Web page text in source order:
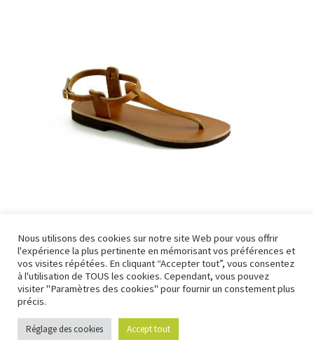
Nous fermons pour congés à partir du 7 aout au soir
jusqu'au 14 aout au soir.
Ignorer
99,00 €
Recherche
Recherche
Nous utilisons des cookies sur notre site Web pour vous offrir
l'expérience la plus pertinente en mémorisant vos préférences et
vos visites répétées. En cliquant “Accepter tout”, vous consentez
à l'utilisation de TOUS les cookies. Cependant, vous pouvez
visiter "Paramètres des cookies" pour fournir un constement plus
précis.
Réglage des cookies Accept tout